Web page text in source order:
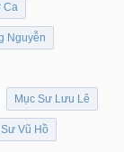
Ca
Nguyễn
Mục Sư Lưu Lê
Vũ Hồ